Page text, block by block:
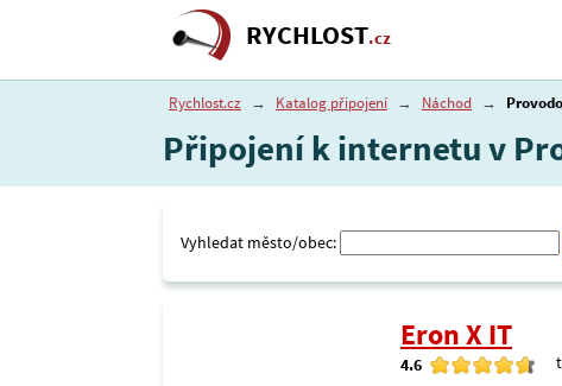
RYCHLOST.cz
Rychlost.cz → Katalog připojení → Náchod →
Připojení k internetu v
Vyhledat město/obec:
Eron X IT
4.6